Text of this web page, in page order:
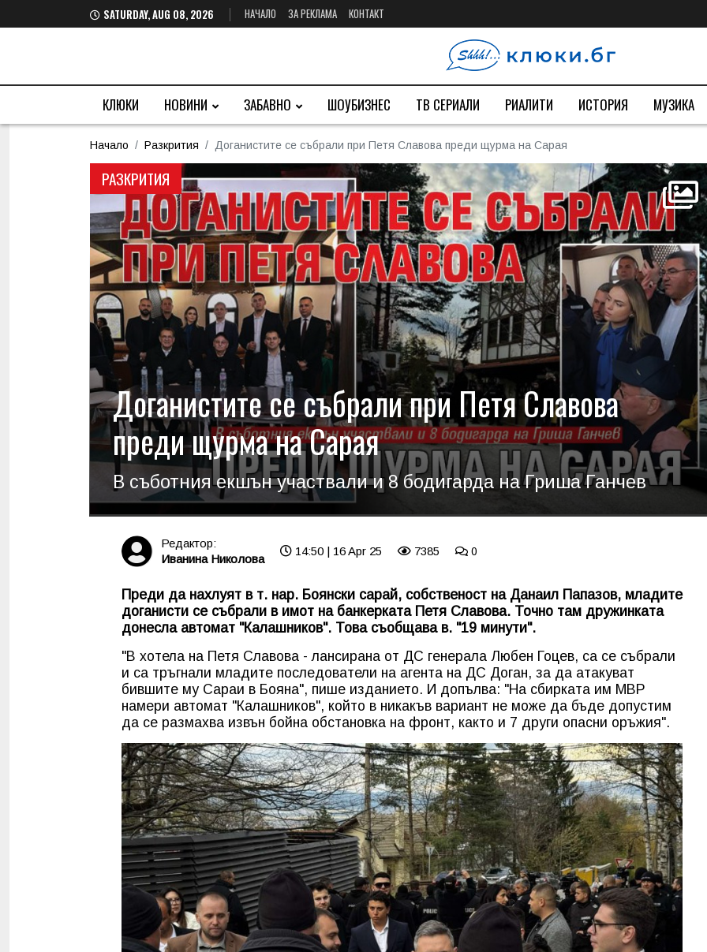
SATURDAY, AUG 08, 2026 НАЧАЛО ЗА РЕКЛАМА КОНТАКТ
КЛЮКИ НОВИНИ ЗАБАВНО ШОУБИЗНЕС ТВ СЕРИАЛИ РИАЛИТИ ИСТОРИЯ МУЗИКА
Начало Разкрития Доганистите се събрали при Петя Славова преди щурма на Сарая
РАЗКРИТИЯ
Доганистите се събрали при Петя Славова
преди щурма на Сарая
В съботния екшън участвали и 8 бодигарда на Гриша Ганчев
Редактор:
Иванина Николова
14:50 | 16 Apr 25 7385 0
Преди да нахлуят в т. нар. Боянски сарай, собственост на Данаил Папазов, младите
доганисти се събрали в имот на банкерката Петя Славова. Точно там дружинката
донесла автомат "Калашников". Това съобщава в. "19 минути".
"В хотела на Петя Славова - лансирана от ДС генерала Любен Гоцев, са се събрали
и са тръгнали младите последователи на агента на ДС Доган, за да атакуват
бившите му Сараи в Бояна", пише изданието. И допълва: "На сбирката им МВР
намери автомат "Калашников", който в никакъв вариант не може да бъде допустим
да се размахва извън бойна обстановка на фронт, както и 7 други опасни оръжия".